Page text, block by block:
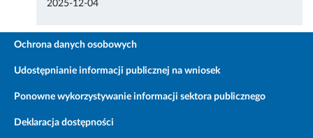
2025-12-04
Ochrona danych osobowych
Udostępnianie informacji publicznej na wniosek
Ponowne wykorzystywanie informacji sektora publicznego
Deklaracja dostępności